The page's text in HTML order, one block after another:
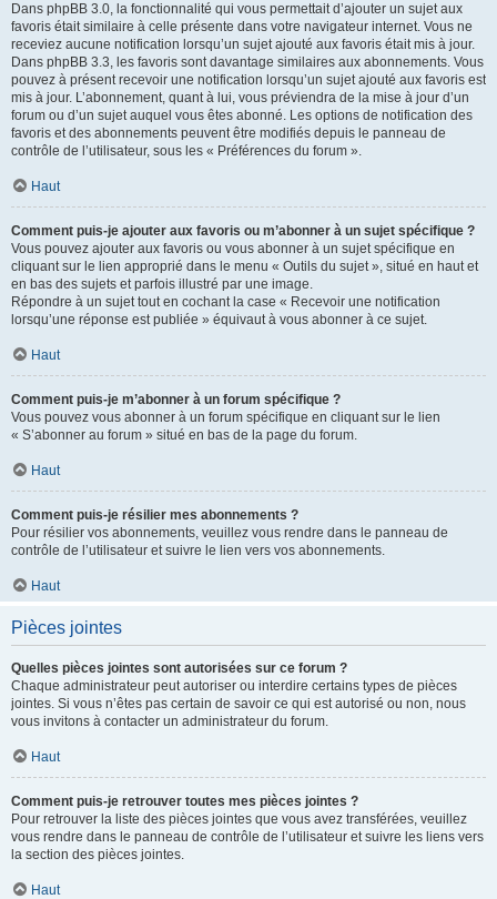
Dans phpBB 3.0, la fonctionnalité qui vous permettait d’ajouter un sujet aux
favoris était similaire à celle présente dans votre navigateur internet. Vous ne
receviez aucune notification lorsqu’un sujet ajouté aux favoris était mis à jour.
Dans phpBB 3.3, les favoris sont davantage similaires aux abonnements. Vous
pouvez à présent recevoir une notification lorsqu’un sujet ajouté aux favoris est
mis à jour. L’abonnement, quant à lui, vous préviendra de la mise à jour d’un
forum ou d’un sujet auquel vous êtes abonné. Les options de notification des
favoris et des abonnements peuvent être modifiés depuis le panneau de
contrôle de l’utilisateur, sous les « Préférences du forum ».
Haut
Comment puis-je ajouter aux favoris ou m’abonner à un sujet spécifique ?
Vous pouvez ajouter aux favoris ou vous abonner à un sujet spécifique en
cliquant sur le lien approprié dans le menu « Outils du sujet », situé en haut et
en bas des sujets et parfois illustré par une image.
Répondre à un sujet tout en cochant la case « Recevoir une notification
lorsqu’une réponse est publiée » équivaut à vous abonner à ce sujet.
Haut
Comment puis-je m’abonner à un forum spécifique ?
Vous pouvez vous abonner à un forum spécifique en cliquant sur le lien
« S’abonner au forum » situé en bas de la page du forum.
Haut
Comment puis-je résilier mes abonnements ?
Pour résilier vos abonnements, veuillez vous rendre dans le panneau de
contrôle de l’utilisateur et suivre le lien vers vos abonnements.
Haut
Pièces jointes
Quelles pièces jointes sont autorisées sur ce forum ?
Chaque administrateur peut autoriser ou interdire certains types de pièces
jointes. Si vous n’êtes pas certain de savoir ce qui est autorisé ou non, nous
vous invitons à contacter un administrateur du forum.
Haut
Comment puis-je retrouver toutes mes pièces jointes ?
Pour retrouver la liste des pièces jointes que vous avez transférées, veuillez
vous rendre dans le panneau de contrôle de l’utilisateur et suivre les liens vers
la section des pièces jointes.
Haut